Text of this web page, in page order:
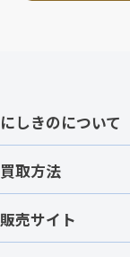
にしきのについて
買取方法
販売サイト